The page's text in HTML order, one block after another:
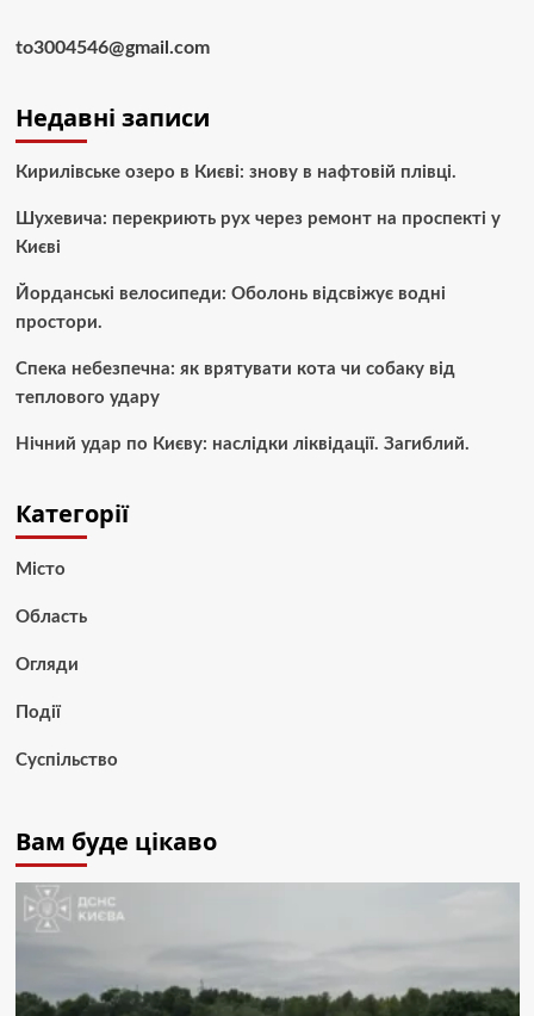
to3004546@gmail.com
Недавні записи
Кирилівське озеро в Києві: знову в нафтовій плівці.
Шухевича: перекриють рух через ремонт на проспекті у
Києві
Йорданські велосипеди: Оболонь відсвіжує водні
простори.
Спека небезпечна: як врятувати кота чи собаку від
теплового удару
Нічний удар по Києву: наслідки ліквідації. Загиблий.
Категорії
Місто
Область
Огляди
Події
Суспільство
Вам буде цікаво